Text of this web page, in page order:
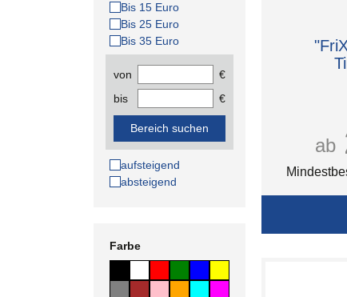
Bis 15 Euro
Bis 25 Euro
Bis 35 Euro
von
€
bis
€
Bereich suchen
aufsteigend
absteigend
Farbe
ab